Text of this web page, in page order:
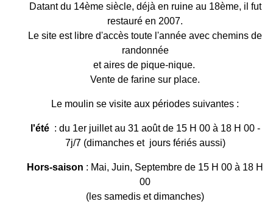
Datant du 14ème siècle, déjà en ruine au 18ème, il fut
restauré en 2007.
Le site est libre d'accès toute l'année avec chemins de
randonnée
et aires de pique-nique.
Vente de farine sur place.
Le moulin se visite aux périodes suivantes :
l'été: du 1er juillet au 31 août de 15 H 00 à 18 H 00 -
7j/7 (dimanches et jours fériés aussi)
Hors-saison : Mai, Juin, Septembre de 15 H 00 à 18 H
00
(les samedis et dimanches)